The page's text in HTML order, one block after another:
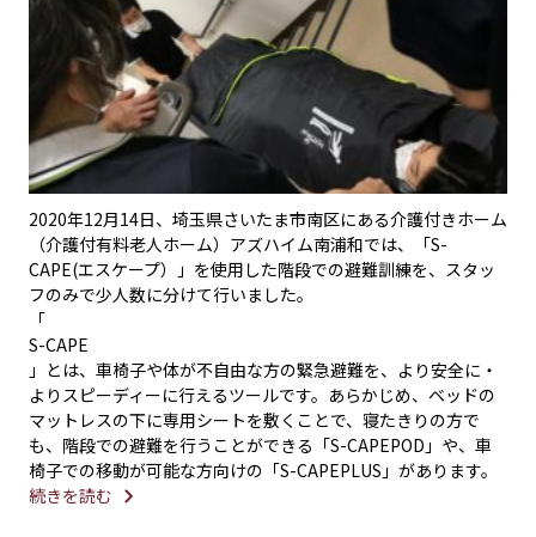
2020年12月14日、埼玉県さいたま市南区にある介護付きホーム
（介護付有料老人ホーム）アズハイム南浦和では、
「S-
CAPE(エスケープ）」 を使用した階段での避難訓練を、スタッ
フのみで少人数に分けて行いました。
「
S-CAPE
」とは、車椅子や体が不自由な方の緊急避難を、より安全に・
よりスピーディーに行えるツールです。あらかじめ、ベッドの
マットレスの下に専用シートを敷くことで、寝たきりの方で
も、階段での避難を行うことができる 「S-CAPEPOD」 や、車
椅子での移動が可能な方向けの 「S-CAPEPLUS」 があります。
続きを読む